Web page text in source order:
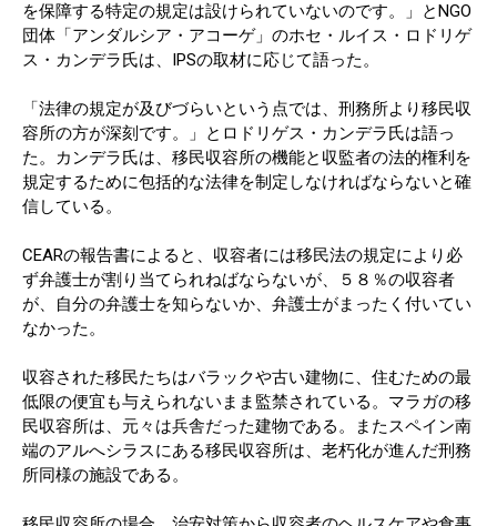
を保障する特定の規定は設けられていないのです。」とNGO
団体「アンダルシア・アコーゲ」のホセ・ルイス・ロドリゲ
ス・カンデラ氏は、IPSの取材に応じて語った。
「法律の規定が及びづらいという点では、刑務所より移民収
容所の方が深刻です。」とロドリゲス・カンデラ氏は語っ
た。カンデラ氏は、移民収容所の機能と収監者の法的権利を
規定するために包括的な法律を制定しなければならないと確
信している。
CEARの報告書によると、収容者には移民法の規定により必
ず弁護士が割り当てられねばならないが、５８％の収容者
が、自分の弁護士を知らないか、弁護士がまったく付いてい
なかった。
収容された移民たちはバラックや古い建物に、住むための最
低限の便宜も与えられないまま監禁されている。マラガの移
民収容所は、元々は兵舎だった建物である。またスペイン南
端のアルへシラスにある移民収容所は、老朽化が進んだ刑務
所同様の施設である。